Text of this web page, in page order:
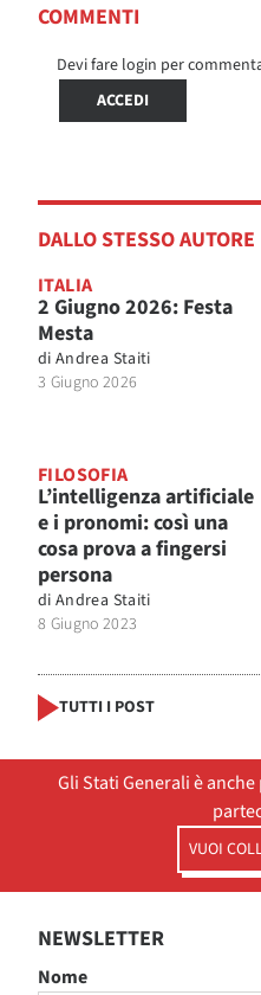
COMMENTI
Devi fare login per
ACCEDI
DALLO STESSO AUTORE
ITALIA
2 Giugno 2026: Festa
Mesta
di Andrea Staiti
3 Giugno 2026
FILOSOFIA
L’intelligenza artificiale
e i pronomi: così una
cosa prova a fingersi
persona
di Andrea Staiti
8 Giugno 2023
TUTTI I POST
Gli Stati Generali è
VUOI
NEWSLETTER
Nome